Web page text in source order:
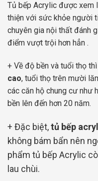
Tủ bếp Acrylic được xem
thiện với sức khỏe người
chuyên gia nội thất đánh
điểm vượt trội hơn hẳn .
+ Về độ bền và tuổi thọ
cao, tuổi thọ trên mười
các căn hộ chung cư như
bền lên đến hơn 20 năm.
+ Đặc biệt,tủ bếp
không bám bẩn nên
phẩm tủ bếp Acrylic
lau chùi.